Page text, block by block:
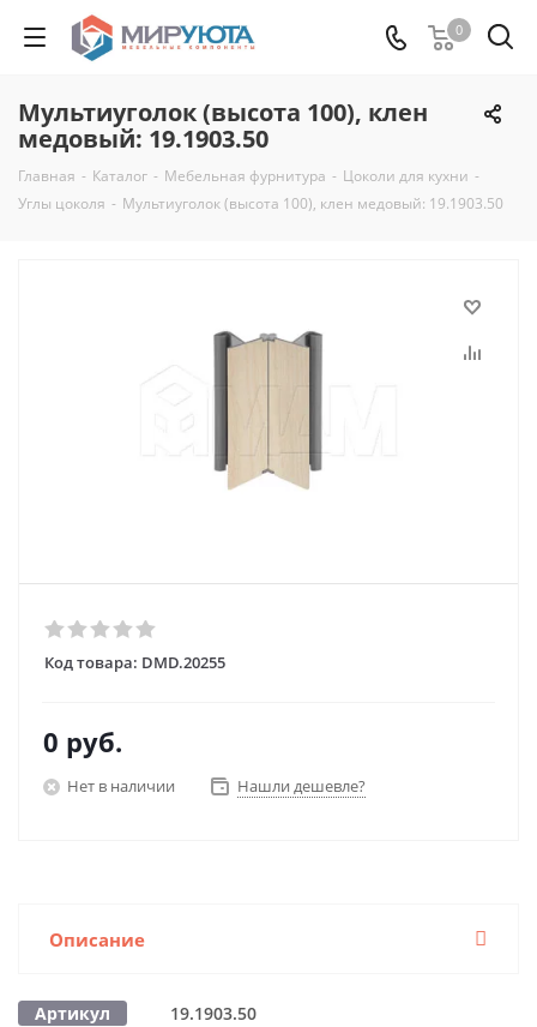
0
Мультиуголок (высота 100), клен
медовый: 19.1903.50
Главная - Каталог - Мебельная фурнитура - Цоколи для кухни -
Углы цоколя - Мультиуголок (высота 100), клен медовый: 19.1903.50
Код товара: DMD.20255
0 руб.
Нет в наличии Нашли дешевле?
Описание
Артикул
19.1903.50